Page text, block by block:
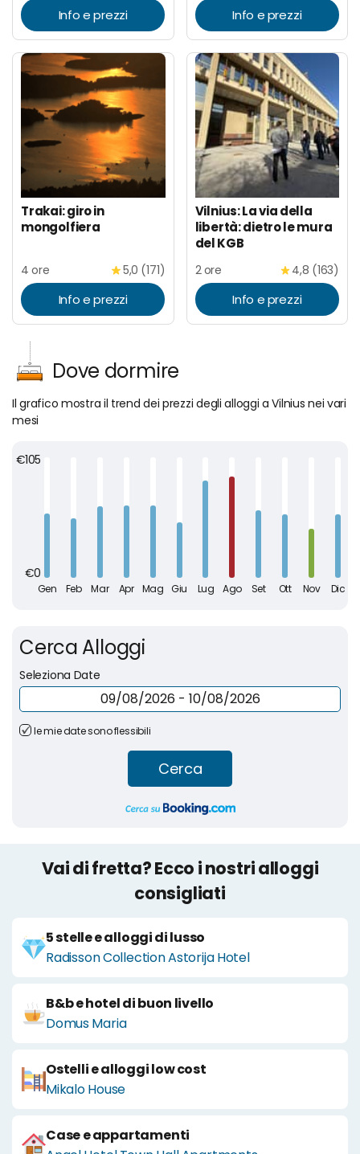
Info e prezzi Info e prezzi
Trakai: giro in
mongolfiera
4 ore 5,0 (171)
Info e prezzi
Vilnius: La via della
libertà: dietro le mura
del KGB
2 ore 4,8 (163)
Info e prezzi
Dove dormire
Il grafico mostra il trend dei prezzi degli alloggi a Vilnius nei vari
mesi
Cerca Alloggi
Seleziona Date
le mie date sono flessibili
Cerca
Vai di fretta? Ecco i nostri alloggi
consigliati
5 stelle e alloggi di lusso
Radisson Collection Astorija Hotel
B&b e hotel di buon livello
Domus Maria
Ostelli e alloggi low cost
Mikalo House
Case e appartamenti